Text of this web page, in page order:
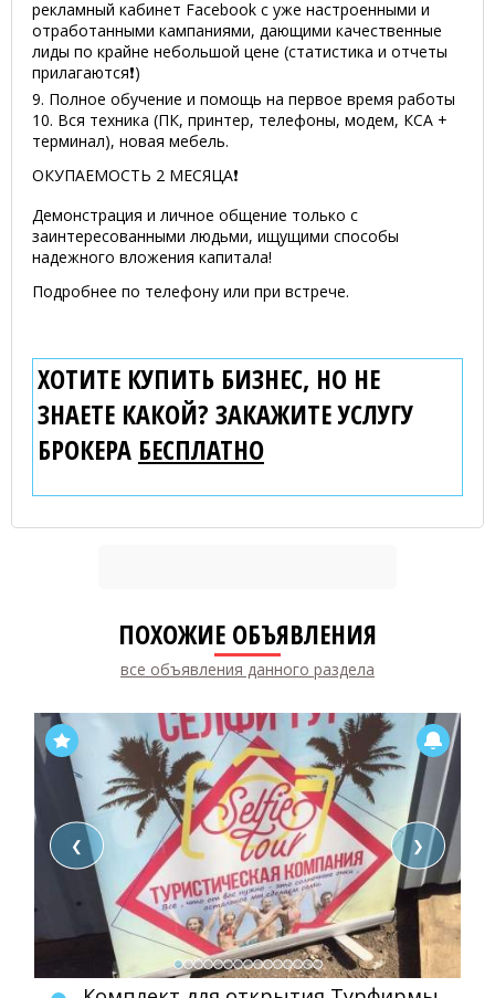
рекламный кабинет Facebook с уже настроенными и
отработанными кампаниями, дающими качественные
лиды по крайне небольшой цене (статистика и отчеты
прилагаются❗️)
9. Полное обучение и помощь на первое время работы
10. Вся техника (ПК, принтер, телефоны, модем, КСА +
терминал), новая мебель.
ОКУПАЕМОСТЬ 2 МЕСЯЦА❗️
Демонстрация и личное общение только с
заинтересованными людьми, ищущими способы
надежного вложения капитала!
Подробнее по телефону или при встрече.
ХОТИТЕ КУПИТЬ БИЗНЕС, НО НЕ
ЗНАЕТЕ КАКОЙ? ЗАКАЖИТЕ УСЛУГУ
БРОКЕРА БЕСПЛАТНО
ПОХОЖИЕ ОБЪЯВЛЕНИЯ
все объявления данного раздела
❮ ❯